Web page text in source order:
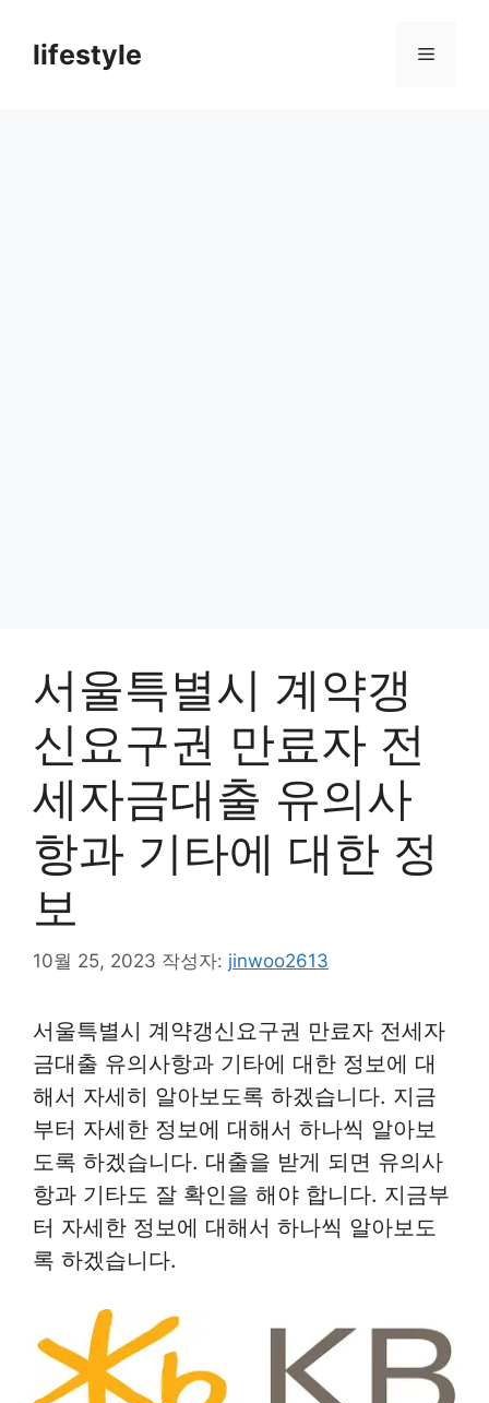
lifestyle 메
서울특별시 계약갱
신요구권 만료자 전
세자금대출 유의사
항과 기타에 대한 정
보
10월 25, 2023 작성자: jinwoo2613
서울특별시 계약갱신요구권 만료자 전세자
금대출 유의사항과 기타에 대한 정보에 대
해서 자세히 알아보도록 하겠습니다. 지금
부터 자세한 정보에 대해서 하나씩 알아보
도록 하겠습니다. 대출을 받게 되면 유의사
항과 기타도 잘 확인을 해야 합니다. 지금부
터 자세한 정보에 대해서 하나씩 알아보도
록 하겠습니다.